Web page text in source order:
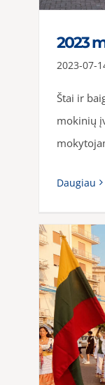
2023
2023-07-
Štai ir
mokinių
Daugiau